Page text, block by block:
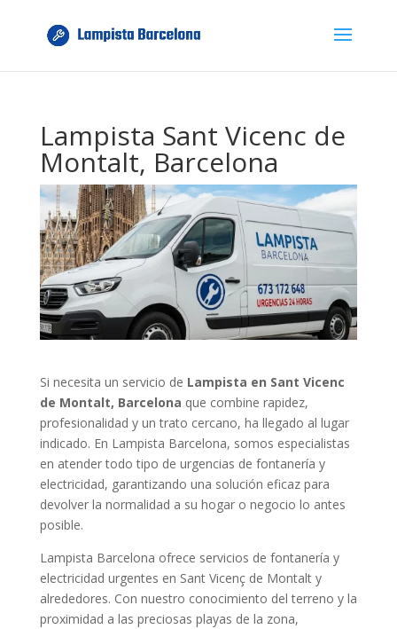
Lampista Sant Vicenc de
Montalt, Barcelona
Si necesita un servicio de Lampista en Sant Vicenc
de Montalt, Barcelona que combine rapidez,
profesionalidad y un trato cercano, ha llegado al lugar
indicado. En Lampista Barcelona, somos especialistas
en atender todo tipo de urgencias de fontanería y
electricidad, garantizando una solución eficaz para
devolver la normalidad a su hogar o negocio lo antes
posible.
Lampista Barcelona ofrece servicios de fontanería y
electricidad urgentes en Sant Vicenç de Montalt y
alrededores. Con nuestro conocimiento del terreno y la
proximidad a las preciosas playas de la zona,